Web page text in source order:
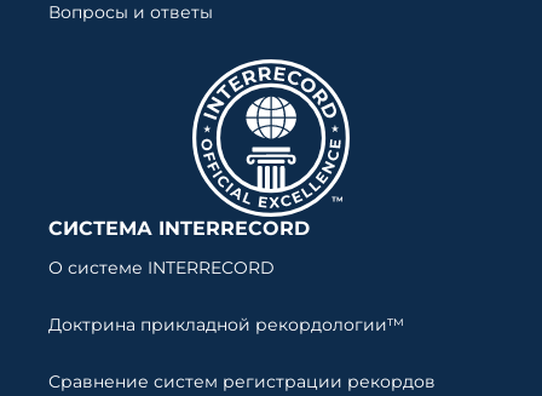
Вопросы и ответы
СИСТЕМА INTERRECORD
О системе INTERRECORD
Доктрина прикладной рекордологии™
Сравнение систем регистрации рекордов